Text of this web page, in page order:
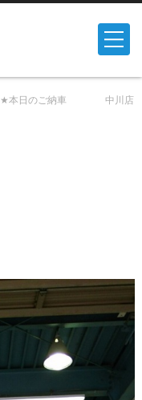
★本日のご納車 中川店